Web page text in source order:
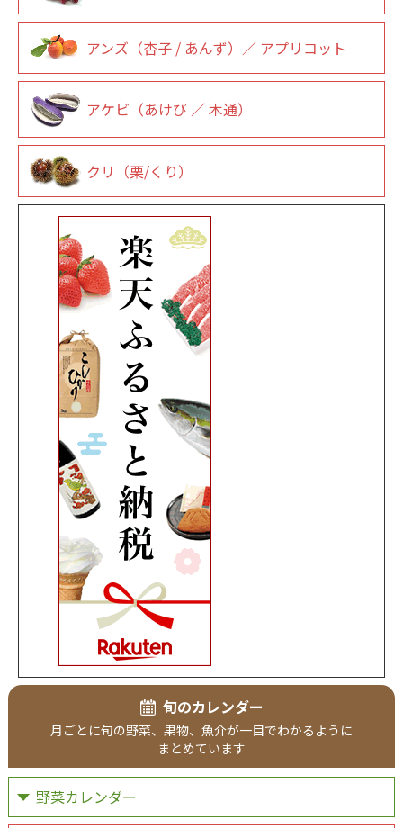
アンズ（杏子 / あんず）／ アプリコット
アケビ（あけび ／ 木通）
クリ（栗/くり）
旬のカレンダー
月ごとに旬の野菜、 果物、 魚介が一目でわかるように
まとめています
野菜カレンダー